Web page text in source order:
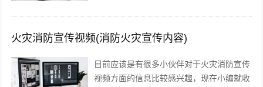
火灾消防宣传视频(消防火灾宣传内容)
目前应该是有很多小伙伴对于火灾消防宣传
视频方面的信息比较感兴趣，现在小编就收